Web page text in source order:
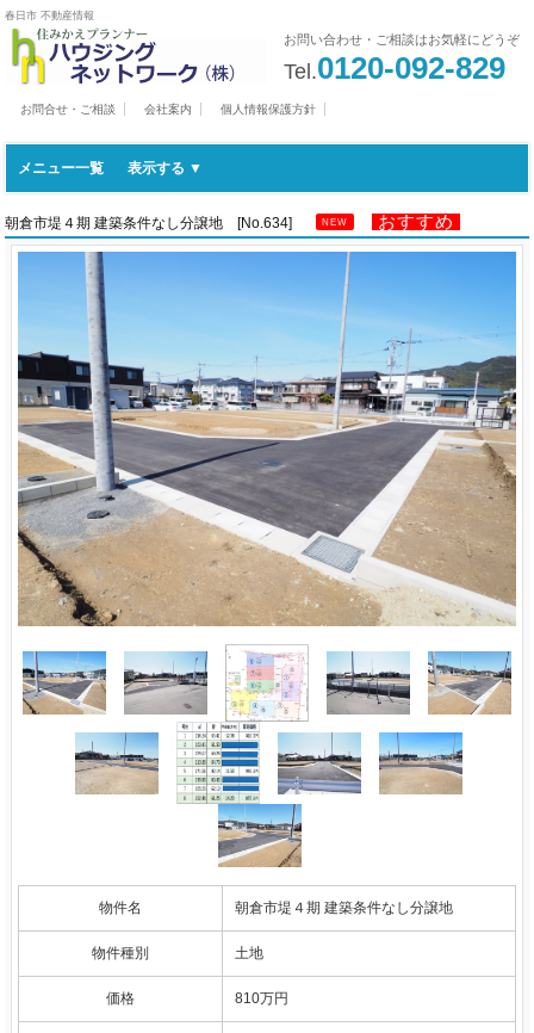
春日市 不動産情報
お問い合わせ・ご相談はお気軽にどうぞ
Tel.0120-092-829
お問合せ・ご相談 会社案内 個人情報保護方針
メニュー一覧
朝倉市堤４期 建築条件なし分譲地 [No.634] NEW おすすめ
物件名 朝倉市堤４期 建築条件なし分譲地
物件種別 土地
価格 810万円